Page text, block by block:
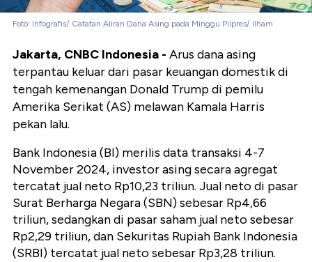
Foto: Infografis/ Catatan Aliran Dana Asing pada Minggu Pilpres/ Ilham
Jakarta, CNBC Indonesia - Arus dana asing
terpantau keluar dari pasar keuangan domestik di
tengah kemenangan Donald Trump di pemilu
Amerika Serikat (AS) melawan Kamala Harris
pekan lalu.
Bank Indonesia (BI) merilis data transaksi 4-7
November 2024, investor asing secara agregat
tercatat jual neto Rp10,23 triliun. Jual neto di pasar
Surat Berharga Negara (SBN) sebesar Rp4,66
triliun, sedangkan di pasar saham jual neto sebesar
Rp2,29 triliun, dan Sekuritas Rupiah Bank Indonesia
(SRBI) tercatat jual neto sebesar Rp3,28 triliun.